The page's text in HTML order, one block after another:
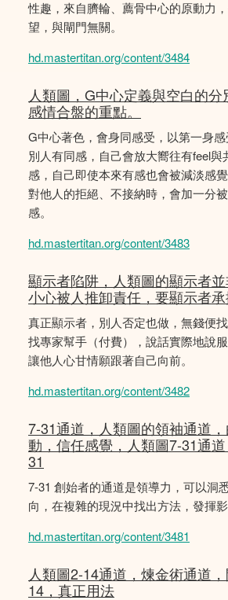
性趣，來自臍輪、薦骨中心的原動力
望，與閘門無關。
hd.mastertitan.org/content/3484
人類圖，G中心定義與空白的分
感情合盤的重點。
G中心著色，會身同感受，以第一身
別人有同感，自己會放大嚮往有feel與
感，自己即使本來有感也會被減淡感
對他人的拒絕、不接納時，會加一分
感。
hd.mastertitan.org/content/3483
顯示者陷阱，人類圖的顯示者並
小心被人推卸責任，要顯示者承
真正顯示者，別人否定也做，無錢便
找專家幫手（付費），說話實際地說
讓他人心甘情願跟著自己向前。
hd.mastertitan.org/content/3482
7-31通道，人類圖的領袖通道
動，信任感覺，人類圖7-31通
31
7-31 創始者的通道是領導力，可以洞
向，在複雜的現況中找出方法，發揮影
hd.mastertitan.org/content/3481
人類圖2-14通道，煉金術通道
14，真正用法